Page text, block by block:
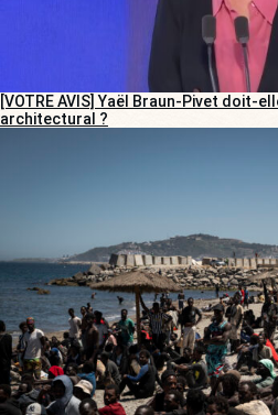
[VOTRE AVIS] Yaël Braun-Pivet doit-
architectural ?